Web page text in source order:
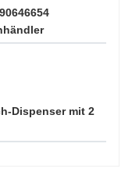
Dispenser mit 2